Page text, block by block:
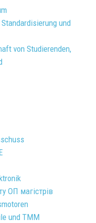
und
von Studierenden,
ОП магістрів
und TMM